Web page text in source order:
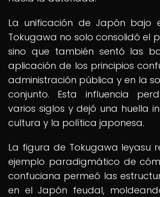
La unificación de Japón bajo
Tokugawa no solo consolidó el
sino que también sentó las
aplicación de los principios
administración pública y en la
conjunto. Esta influencia
varios siglos y dejó una huella
cultura y la política japonesa.
La figura de Tokugawa Ieyasu
ejemplo paradigmático de
confuciana permeó las
en el Japón feudal,